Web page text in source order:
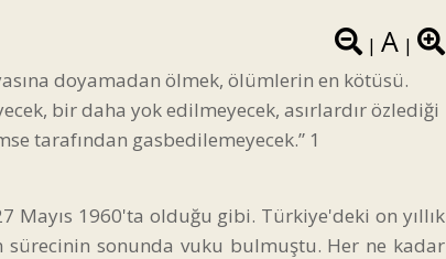
| A |
doyamadan ölmek, ölümlerin en kötüsü.
bir daha yok edilmeyecek, asırlardır özlediği
tarafından gasbedilemeyecek.” 1
Mayıs 1960'ta olduğu gibi. Türkiye'deki on yıllık
sonunda vuku bulmuştu. Her ne kadar